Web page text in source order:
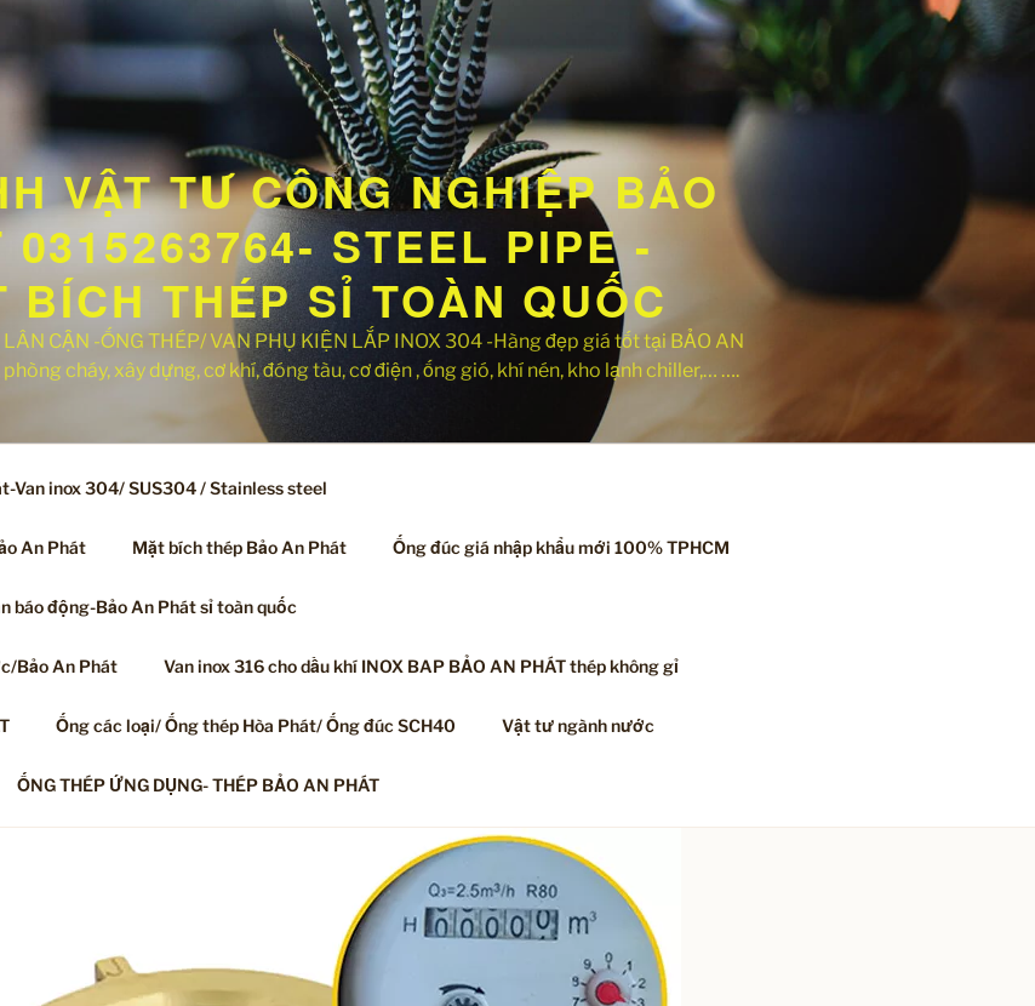
VẬT TƯ CÔNG NGHIỆP BẢO
0315263764- STEEL PIPE -
BÍCH THÉP SỈ TOÀN QUỐC
CẬN -ỐNG THÉP/ VAN PHỤ KIỆN LẮP INOX 304 -Hàng đẹp giá tốt tại BẢO AN
cháy, xây dựng, cơ khí, đóng tàu, cơ điện , ống gió, khí nén, kho lạnh chiller,… ….
Van inox 304/ SUS304 / Stainless steel
An Phát Mặt bích thép Bảo An Phát Ống đúc giá nhập khẩu mới 100% TPHCM
báo động-Bảo An Phát sỉ toàn quốc
Bảo An Phát Van inox 316 cho dầu khí INOX BAP BẢO AN PHÁT thép không gỉ
Ống các loại/ Ống thép Hòa Phát/ Ống đúc SCH40 Vật tư ngành nước
ỐNG THÉP ỨNG DỤNG- THÉP BẢO AN PHÁT